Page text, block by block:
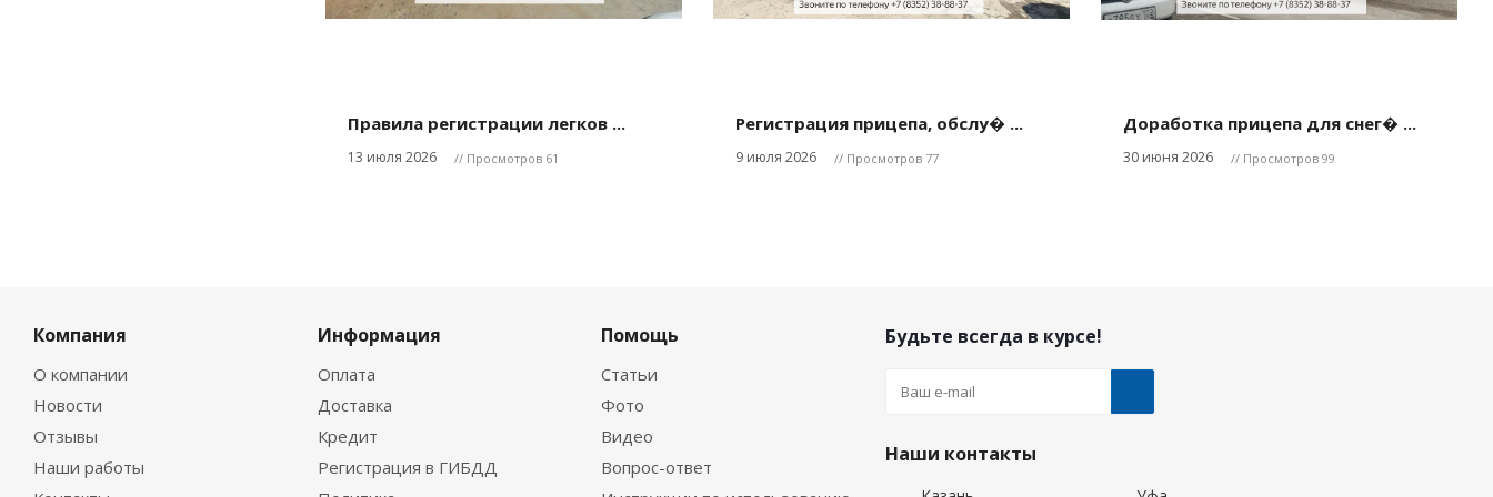
Правила регистрации легков ...
13 июля 2026 // Просмотров 61
Регистрация прицепа, обслу� ...
9 июля 2026 // Просмотров 77
Доработка прицепа для снег� ...
30 июня 2026 // Просмотров 99
Компания
О компании
Новости
Отзывы
Наши работы
Информация
Оплата
Доставка
Кредит
Регистрация в ГИБДД
Помощь
Статьи
Фото
Видео
Вопрос-ответ
Будьте всегда в курсе!
Наши контакты